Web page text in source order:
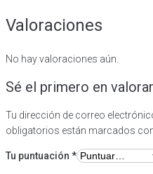
Valoraciones
No hay valoraciones aún.
Sé el primero en
Tu dirección de correo
obligatorios están marcados
Tu puntuación *